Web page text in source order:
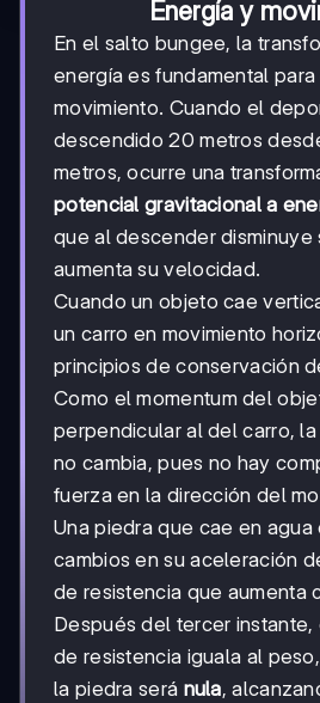
Energía y
En el salto bungee, la
energía es fundamental
movimiento. Cuando el
descendido 20 metros
metros, ocurre una
potencial gravitacional a
que al descender disminuye
aumenta su velocidad.
Cuando un objeto cae
un carro en movimiento
principios de conservación
Como el momentum del
perpendicular al del carro,
no cambia, pues no hay
fuerza en la dirección del
Una piedra que cae en agua
cambios en su aceleración
de resistencia que aumenta
Después del tercer
de resistencia iguala al
la piedra será nula,